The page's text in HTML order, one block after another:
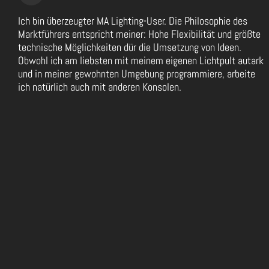
Ich bin überzeugter MA Lighting-User. Die Philosophie des
Marktführers entspricht meiner: Hohe Flexibilität und größte
technische Möglichkeiten dür die Umsetzung von Ideen.
Obwohl ich am liebsten mit meinem eigenen Lichtpult autark
und in meiner gewohnten Umgebung programmiere, arbeite
ich natürlich auch mit anderen Konsolen.